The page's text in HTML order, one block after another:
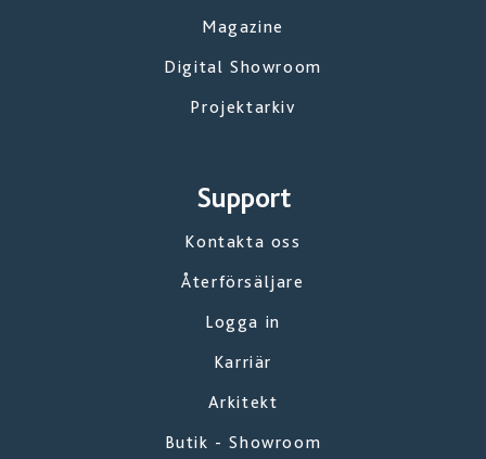
Magazine
Digital Showroom
Projektarkiv
Support
Kontakta oss
Återförsäljare
Logga in
Karriär
Arkitekt
Butik - Showroom